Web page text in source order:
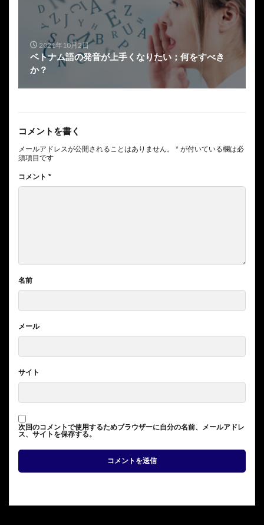
2021年10月2日
ベトナム語の発音が上手くなりたい；何をすべき
か？
コメントを書く
メールアドレスが公開されることはありません。 * が付いている欄は必
須項目です
コメント *
名前
メール
サイト
次回のコメントで使用するためブラウザーに自分の名前、メールアドレ
ス、サイトを保存する。